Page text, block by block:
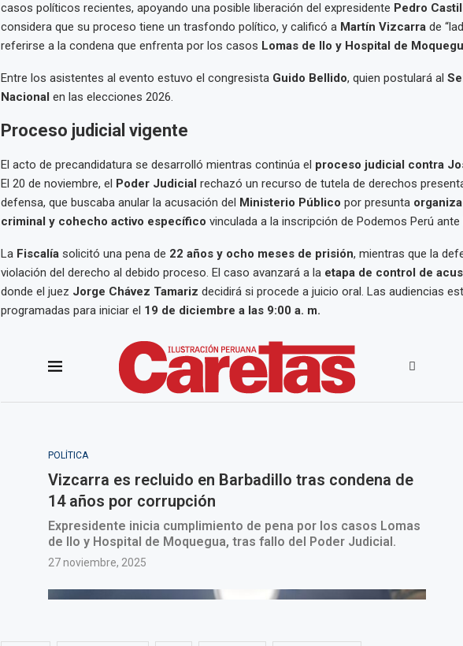
casos políticos recientes, apoyando una posible liberación del expresidente Pedro
considera que su proceso tiene un trasfondo político, y calificó a Martín Vizcarrade
referirse a la condena que enfrenta por los casos Lomas de Ilo y Hospital de
Entre los asistentes al evento estuvo el congresista Guido Bellido, quien postulará al
Nacional en las elecciones 2026.
Proceso judicial vigente
El acto de precandidatura se desarrolló mientras continúa el proceso judicial contra
El 20 de noviembre, el Poder Judicial rechazó un recurso de tutela de derechos
defensa, que buscaba anular la acusación del Ministerio Público por presunta
criminal y cohecho activo específico vinculada a la inscripción de Podemos Perú ante
La Fiscalíasolicitó una pena de 22 años y ocho meses de prisión, mientras que la
violación del derecho al debido proceso. El caso avanzará a la etapa de control de
donde el juez Jorge Chávez Tamariz decidirá si procede a juicio oral. Las audiencias
programadas para iniciar el 19 de diciembre a las 9:00 a. m.